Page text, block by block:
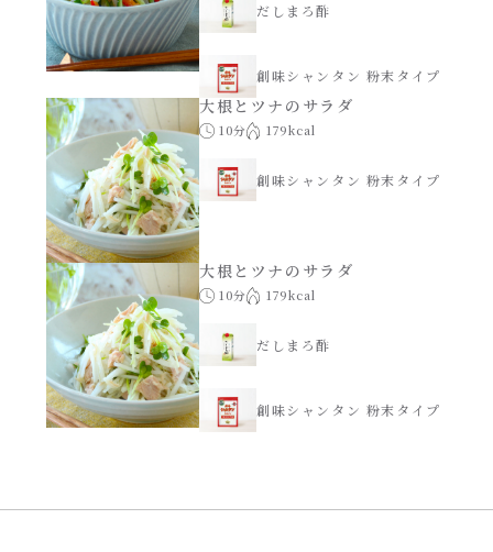
だしまろ酢
創味シャンタン 粉末タイプ
大根とツナのサラダ
10分 179kcal
創味シャンタン 粉末タイプ
大根とツナのサラダ
10分 179kcal
だしまろ酢
創味シャンタン 粉末タイプ